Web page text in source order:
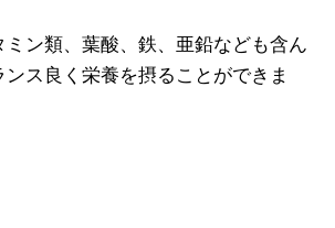
ン類、葉酸、鉄、亜鉛なども含ん
ス良く栄養を摂ることができま